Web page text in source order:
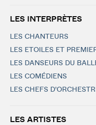
LES INTERPRÈTES
LES CHANTEURS
LES ETOILES ET
LES DANSEURS DU
LES COMÉDIENS
LES CHEFS
LES ARTISTES